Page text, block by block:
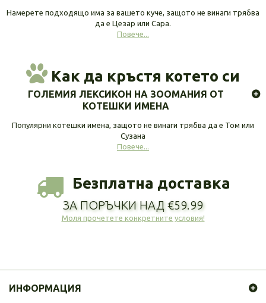
Намерете подходящо има за вашето куче, защото не винаги трябва
да е Цезар или Сара.
Повече...
Как да кръстя котето си
ГОЛЕМИЯ ЛЕКСИКОН НА ЗООМАНИЯ ОТ
КОТЕШКИ ИМЕНА
Популярни котешки имена, защото не винаги трябва да е Том или
Сузана
Повече...
Безплатна доставка
ЗА ПОРЪЧКИ НАД €59.99
Моля прочетете конкретните условия!
ИНФОРМАЦИЯ